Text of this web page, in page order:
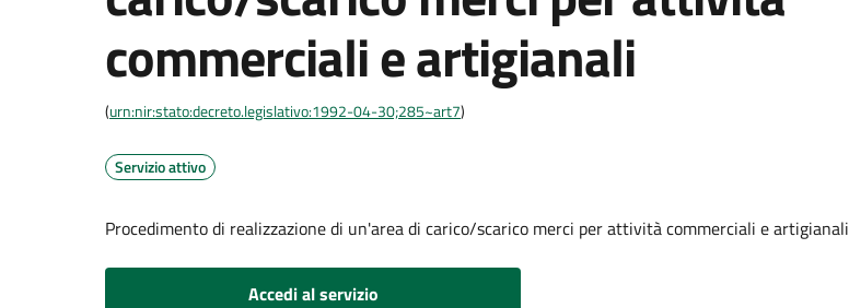
commerciali e artigianali
(urn:nir:stato:decreto.legislativo:1992-04-30;285~art7)
Servizio attivo
Procedimento di realizzazione di un'area di carico/scarico merci per attività commerciali e artigianali
Accedi al servizio